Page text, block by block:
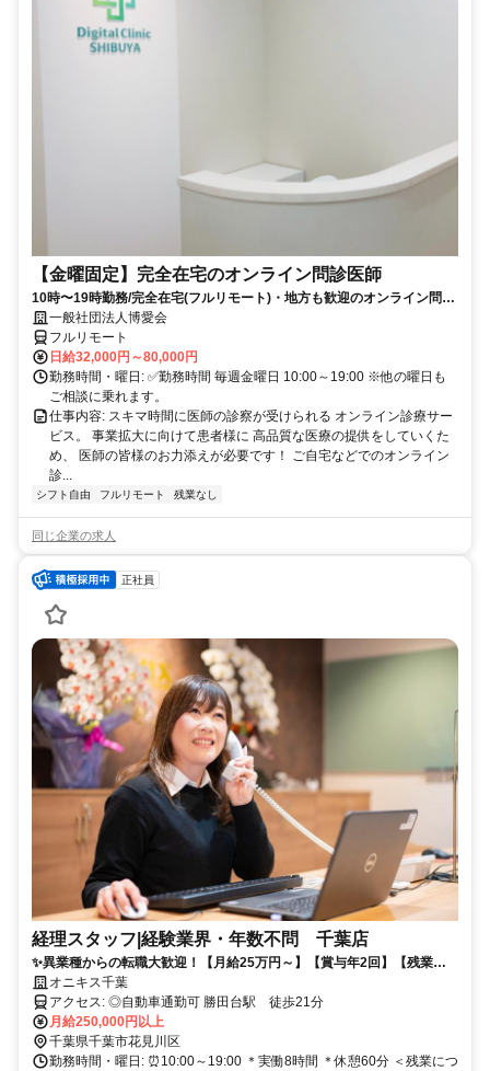
【金曜固定】完全在宅のオンライン問診医師
10時〜19時勤務/完全在宅(フルリモート)・地方も歓迎のオンライン問診
業務一般社団法人博愛会
フルリモート
日給32,000円～80,000円
勤務時間・曜日: ✅勤務時間 毎週金曜日 10:00～19:00 ※他の曜日も
ご相談に乗れます。
仕事内容: スキマ時間に医師の診察が受けられる オンライン診療サー
ビス。 事業拡大に向けて患者様に 高品質な医療の提供をしていくた
め、 医師の皆様のお力添えが必要です！ ご自宅などでのオンライン
診...
シフト自由 フルリモート 残業なし
同じ企業の求人
正社員
経理スタッフ|経験業界・年数不問 千葉店
✨異業種からの転職大歓迎！【月給25万円～】【賞与年2回】【残業ほ
ぼなし】＊皆で支え合う穏やかな職場で経理経験を活かしませんか？
オニキス千葉
アクセス: ◎自動車通勤可 勝田台駅 徒歩21分
月給250,000円以上
千葉県千葉市花見川区
勤務時間・曜日: ⏰10:00～19:00 ＊実働8時間 ＊休憩60分 ＜残業につ